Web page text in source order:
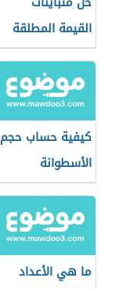
القيمة المطلقة
كيفية حساب حجم
الأسطوانة
ما هي الأعداد